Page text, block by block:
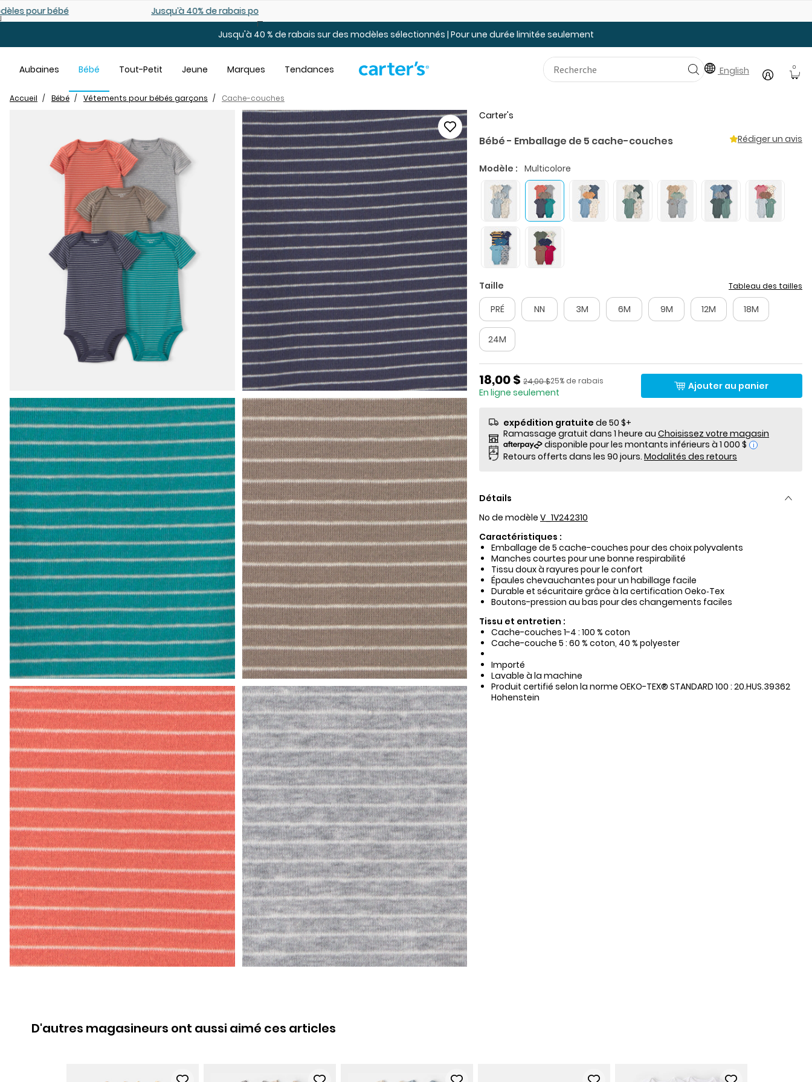
Jusqu’à 40% de rabais pour tout-petits. En ligne seulement.
Jusqu'à 40 % de rabais sur des modèles sélectionnés | Pour une durée limitée seulement
Aubaines Bébé Tout-Petit Jeune Marques Tendances English 0
Accueil Bébé Vêtements pour bébés garçons Cache-couches
Carter's
Bébé - Emballage de 5 cache-couches Rédiger un avis
Modèle : Multicolore
Taille Tableau des tailles
PRÉ NN 3M 6M 9M 12M 18M
24M
Prix de solde
18,00 $ Pourcentage de rabais
25% de rabais
Prix ​​de détail suggéré par le fabricant
24,00 $
En ligne seulement
Ajouter au panier
expédition gratuite de 50 $+
Ramassage gratuit dans 1 heure au Choisissez votre magasin
i
Retours offerts dans les 90 jours. Modalités des retours
Détails
No de modèle V_1V242310
Caractéristiques :
Emballage de 5 cache-couches pour des choix polyvalents
Manches courtes pour une bonne respirabilité
Tissu doux à rayures pour le confort
Épaules chevauchantes pour un habillage facile
Durable et sécuritaire grâce à la certification Oeko‑Tex
Boutons-pression au bas pour des changements faciles
Tissu et entretien :
Cache-couches 1-4 : 100 % coton
Cache-couche 5 : 60 % coton, 40 % polyester
Importé
Lavable à la machine
Produit certifié selon la norme OEKO-TEX® STANDARD 100 : 20.HUS.39362
Hohenstein
D'autres magasineurs ont aussi aimé ces articles